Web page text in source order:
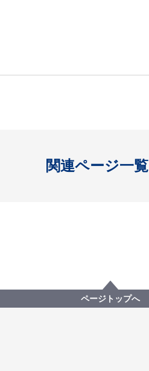
関連ページ一覧
開く
ページトップへ